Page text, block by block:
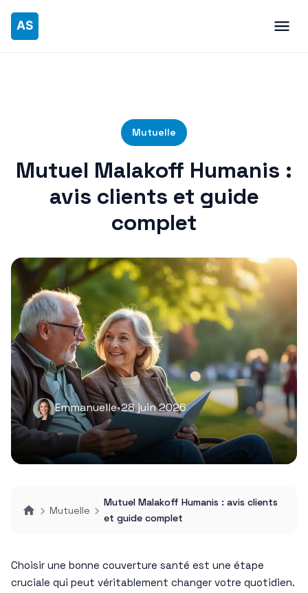
Mutuelle
Mutuel Malakoff Humanis :
avis clients et guide
complet
Emmanuelle•28 juin 2026
Mutuelle
Mutuel Malakoff Humanis : avis clients
et guide complet
Choisir une bonne couverture santé est une étape
cruciale qui peut véritablement changer votre quotidien.